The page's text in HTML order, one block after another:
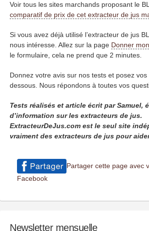
Voir tous les sites marchands proposant le
comparatif de prix de cet extracteur de jus
Si vous avez déjà utilisé l’extracteur de jus
nous intéresse. Allez sur la page Donner
le formulaire, cela ne prend que 2 minutes.
Donnez votre avis sur nos tests et posez vos
dessous. Nous répondons à toutes vos
Tests réalisés et article écrit par Samuel,
d’information sur les extracteurs de jus.
ExtracteurDeJus.com est le seul site
vraiment des extracteurs de jus pour
Partager cette page avec
Facebook
Newsletter mensuelle